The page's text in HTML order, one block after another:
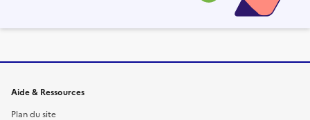
Informations et liens du site
Aide & Ressources
Plan du site